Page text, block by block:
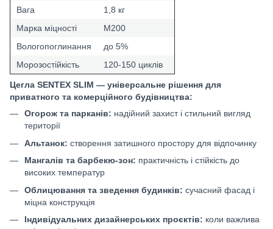
Вага
1,8 кг
Марка міцності
М200
Вологопоглинання
до 5%
Морозостійкість
120-150 циклів
Цегла SENTEX SLIM — універсальне рішення для
приватного та комерційного будівництва:
Огорож та парканів: надійний захист і стильний вигляд
території
Альтанок: створення затишного простору для відпочинку
Мангалів та барбекю-зон: практичність і стійкість до
високих температур
Облицювання та зведення будинків: сучасний фасад і
міцна конструкція
Індивідуальних дизайнерських проєктів: коли важлива